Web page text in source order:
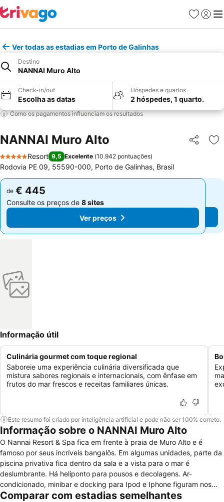
Favoritos
Iniciar
Ver todas as estadias em Porto de Galinhas
Destino
NANNAI Muro Alto
Check-in/out
Escolha as datas
Hóspedes e quartos
2 hóspedes, 1 quarto.
Como os pagamentos influenciam os resultados
NANNAI Muro Alto Partilhar
5 Estrelas
Resort 9,5 Excelente (10.942 pontuações)
Rodovia PE 09, 55590-000, Porto de Galinhas, Brasil
de € 445
Consulte os preços de 8 sites
Ver preços
de € 445
Consulte os preços de 8 sites
Ver preços
Informação útil
Culinária gourmet com toque regional
Saboreie uma experiência culinária diversificada que
mistura sabores regionais e internacionais, com ênfase em
frutos do mar frescos e receitas familiares únicas.
Este resumo foi criado por inteligência artificial e pode não ser 100% correto.
Informação sobre o NANNAI Muro Alto
O Nannai Resort & Spa fica em frente à praia de Muro Alto e é
famoso por seus incríveis bangalôs. Em algumas unidades, parte da
piscina privativa fica dentro da sala e a vista para o mar é
deslumbrante. Há heliponto para pousos e decolagens. Ar-
condicionado, minibar e docking para Ipod e Iphone figuram nos
seis tipos de acomodação. Home-theater e banheira são
Comparar com estadias semelhantes